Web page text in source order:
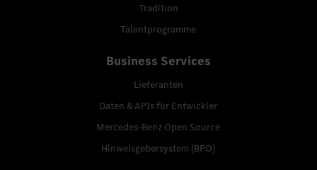
Tradition
Talentprogramme
Business Services
Lieferanten
Daten & APIs für Entwickler
Mercedes-Benz Open Source
Hinweisgebersystem (BPO)